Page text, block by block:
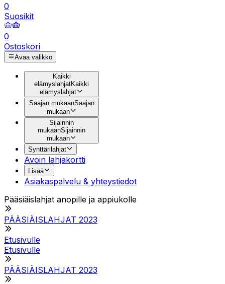
0
Suosikit
0
Ostoskori
Avaa valikko
Kaikki
elämyslahjatKaikki
elämyslahjat
Saajan mukaanSaajan
mukaan
Sijainnin
mukaanSijainnin
mukaan
Synttärilahjat
Avoin lahjakortti
Lisää
Asiakaspalvelu & yhteystiedot
Pääsiäislahjat anopille ja appiukolle
PÄÄSIÄISLAHJAT 2023
Etusivulle
Etusivulle
PÄÄSIÄISLAHJAT 2023